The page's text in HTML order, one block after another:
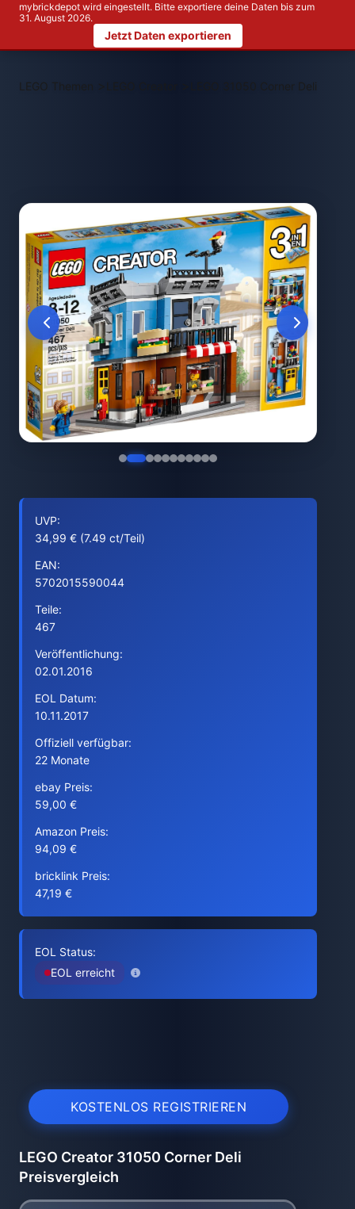
mybrickdepot wird eingestellt. Bitte exportiere deine Daten bis zum
31. August 2026.
Jetzt Daten exportieren
LEGO Themen > LEGO 31050 Corner Deli
UVP:
34,99 € (7.49 ct/Teil)
EAN:
5702015590044
Teile:
467
Veröffentlichung:
02.01.2016
EOL Datum:
10.11.2017
Offiziell verfügbar:
22 Monate
ebay Preis:
59,00 €
Amazon Preis:
94,09 €
bricklink Preis:
47,19 €
EOL Status:
EOL erreicht
KOSTENLOS REGISTRIEREN
LEGO Creator 31050 Corner Deli
Preisvergleich